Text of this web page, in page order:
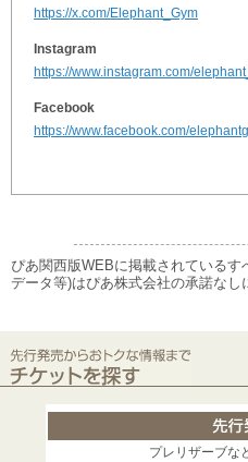
https://x.com/Elephant_Gym
Instagram
https://www.instagram.com/
Facebook
https://www.facebook.com/
ぴあ関西版WEBに掲載されている
データ等)はぴあ株式会社の承諾なし
プレリザーブな